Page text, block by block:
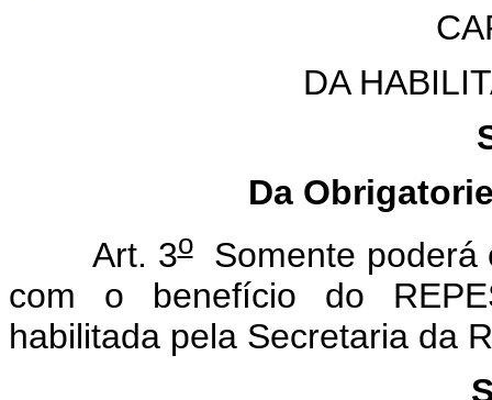
DA
Da
Art. 3oSomente poderá
com o benefício do
habilitada pela Secretaria da